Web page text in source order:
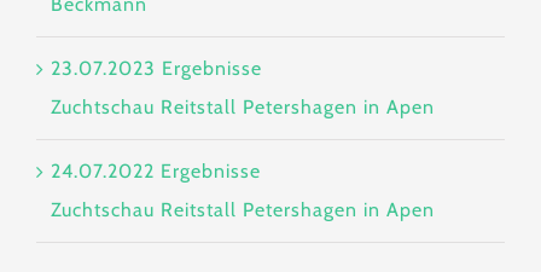
23.07.2023 Ergebnisse
Zuchtschau Reitstall Petershagen in Apen
24.07.2022 Ergebnisse
Zuchtschau Reitstall Petershagen in Apen